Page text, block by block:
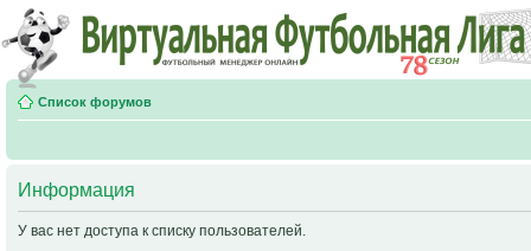
Список форумов
Информация
У вас нет доступа к списку пользователей.